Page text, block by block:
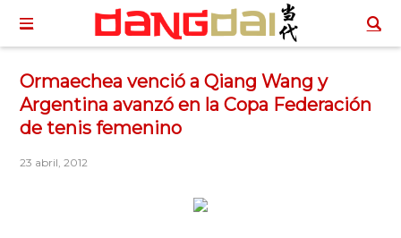
Ormaechea venció a Qiang Wang y
Argentina avanzó en la Copa Federación
de tenis femenino
23 abril, 2012